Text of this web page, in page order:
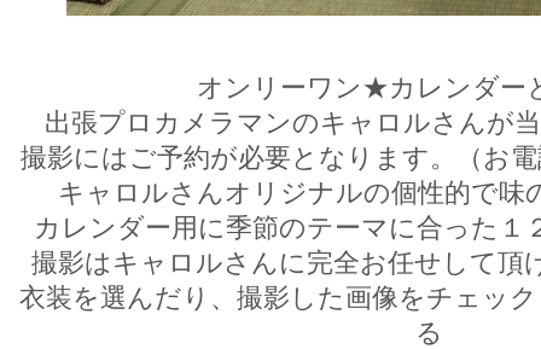
オンリーワン★カレンダー
出張プロカメラマンのキャロルさんが
撮影にはご予約が必要となります。（お
キャロルさんオリジナルの個性的で味
カレンダー用に季節のテーマに合った１
撮影はキャロルさんに完全お任せして頂
衣装を選んだり、撮影した画像をチェッ
る